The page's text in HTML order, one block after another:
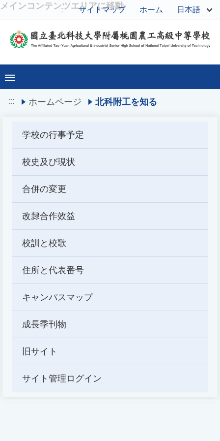
メインコンテンツエリアに移動
::: サイトマップ ホーム 日本語
::: ホームページ 北科附工を知る
学校の行事予定
校史及び現状
合併の変更
改隸合作效益
校訓と校歌
住所と代表番号
キャンパスマップ
成長季刊物
旧サイト
サイト管理ログイン